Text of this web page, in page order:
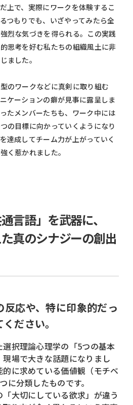
上で、実際にワークを体験するこ
つもりでも、いざやってみたら全
烈な気づきを得られる。この実践
思考を好む私たちの組織風土に非
ました。
のワークなどに真剣に取り組む
ケーションの癖が見事に露呈しま
たメンバーたちも、ワーク中には
の目標に向かっていくようになり
達成してチーム力が上がっていく
く惹かれました。
言語」を武器に、
真のシナジーの創出
反応や、特に印象的だっ
ださい。
択理論心理学の「5つの基本
場で大きな話題になりまし
に求めている価値観（モチベ
に分類したものです。
大切にしている欲求」が違う